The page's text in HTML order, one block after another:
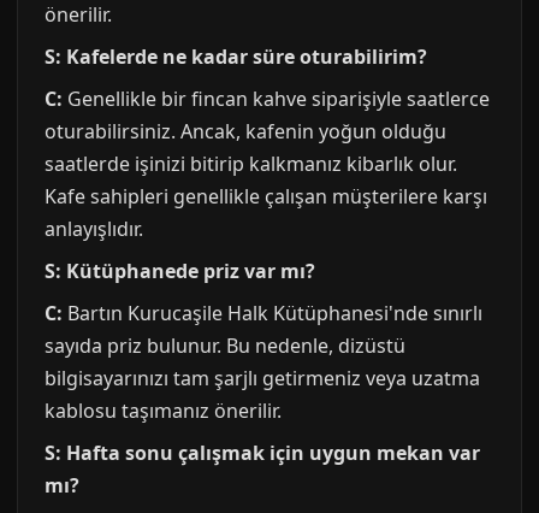
önerilir.
S: Kafelerde ne kadar süre oturabilirim?
C: Genellikle bir fincan kahve siparişiyle saatlerce
oturabilirsiniz. Ancak, kafenin yoğun olduğu
saatlerde işinizi bitirip kalkmanız kibarlık olur.
Kafe sahipleri genellikle çalışan müşterilere karşı
anlayışlıdır.
S: Kütüphanede priz var mı?
C: Bartın Kurucaşile Halk Kütüphanesi'nde sınırlı
sayıda priz bulunur. Bu nedenle, dizüstü
bilgisayarınızı tam şarjlı getirmeniz veya uzatma
kablosu taşımanız önerilir.
S: Hafta sonu çalışmak için uygun mekan var
mı?